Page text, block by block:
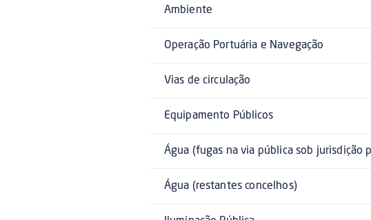
Ambiente
Operação Portuária e Navegação
Vias de circulação
Equipamento Públicos
Água (fugas na via pública sob jurisdição
Água (restantes concelhos)